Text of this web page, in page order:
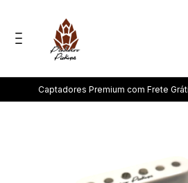
Captadores Premium com Frete